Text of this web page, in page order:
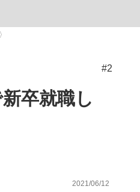
#2
卒就職し
2021/06/12